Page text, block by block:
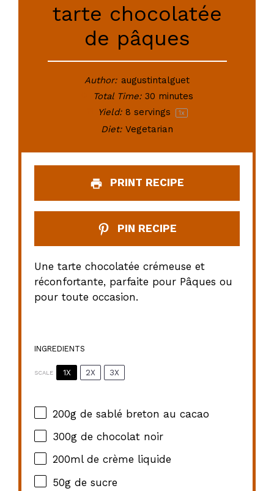
tarte chocolatée
de pâques
Author: augustintalguet
Total Time: 30 minutes
Yield: 8 servings 1x
Diet: Vegetarian
PRINT RECIPE
PIN RECIPE
Une tarte chocolatée crémeuse et
réconfortante, parfaite pour Pâques ou
pour toute occasion.
INGREDIENTS
SCALE 1X 2X 3X
200g de sablé breton au cacao
300g de chocolat noir
200ml de crème liquide
50g de sucre